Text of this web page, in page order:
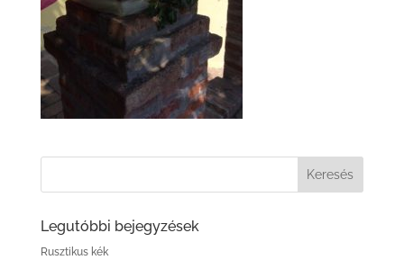
Legutóbbi bejegyzések
Rusztikus kék